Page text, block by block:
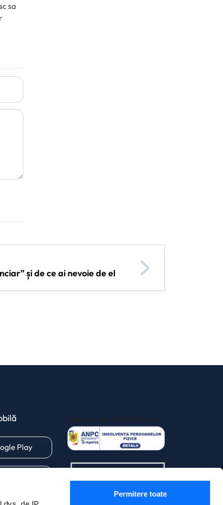
Permitere toate
sa
și de ce ai nevoie de el
Play(opens in a new tab)
Pentru clienții AXI Card
(opens in a new